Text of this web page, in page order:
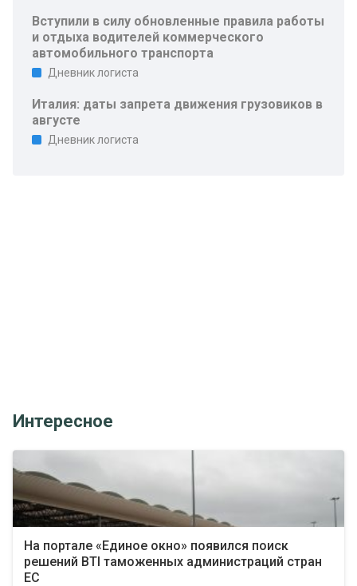
Вступили в силу обновленные правила работы
и отдыха водителей коммерческого
автомобильного транспорта
Дневник логиста
Италия: даты запрета движения грузовиков в
августе
Дневник логиста
Интересное
На портале «Единое окно» появился поиск
решений BTI таможенных администраций стран
ЕС